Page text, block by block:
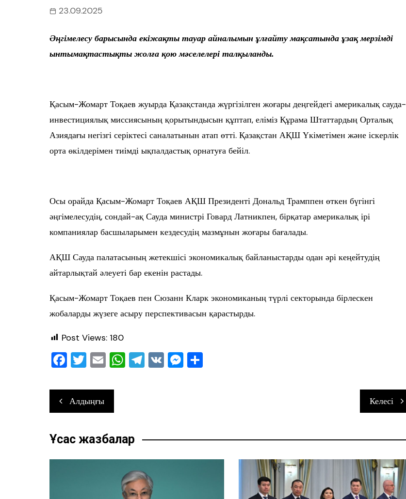
23.09.2025
Әңгімелесу барысында екіжақты тауар айналымын ұлғайту мақсатында ұзақ мерзімді
ынтымақтастықты жолға қою мәселелері талқыланды.
Қасым-Жомарт Тоқаев жуырда Қазақстанда жүргізілген жоғары деңгейдегі америкалық сауда-
инвестициялық миссиясының қорытындысын құптап, еліміз Құрама Штаттардың Орталық
Азиядағы негізгі серіктесі саналатынын атап өтті. Қазақстан АҚШ Үкіметімен және іскерлік
орта өкілдерімен тиімді ықпалдастық орнатуға бейіл.
Осы орайда Қасым-Жомарт Тоқаев АҚШ Президенті Дональд Трамппен өткен бүгінгі
әңгімелесудің, сондай-ақ Сауда министрі Говард Латникпен, бірқатар америкалық ірі
компаниялар басшыларымен кездесудің мазмұнын жоғары бағалады.
АҚШ Сауда палатасының жетекшісі экономикалық байланыстарды одан әрі кеңейтудің
айтарлықтай әлеуеті бар екенін растады.
Қасым-Жомарт Тоқаев пен Сюзанн Кларк экономиканың түрлі секторында бірлескен
жобаларды жүзеге асыру перспективасын қарастырды.
Post Views: 180
F
c
e
o
T
tt
er
E
ai
W
p
T
m
V M
g
Навигация
по
записям
Алдыңғы Келесі
Ұқсас жазбалар